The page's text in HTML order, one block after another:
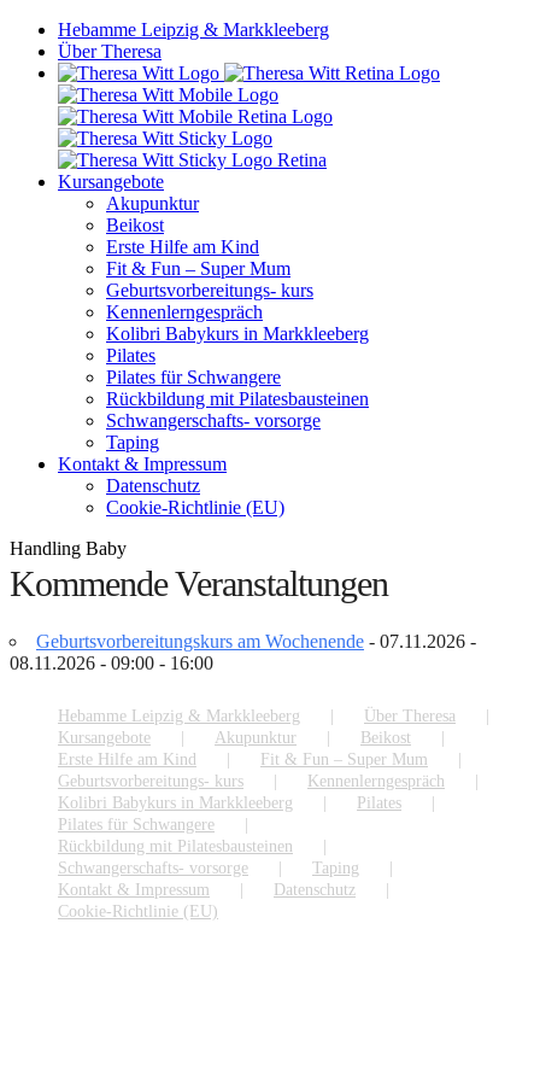
Hebamme Leipzig & Markkleeberg
Über Theresa
Kursangebote
Akupunktur
Beikost
Erste Hilfe am Kind
Fit & Fun – Super Mum
Geburtsvorbereitungs- kurs
Kennenlerngespräch
Kolibri Babykurs in Markkleeberg
Pilates
Pilates für Schwangere
Rückbildung mit Pilatesbausteinen
Schwangerschafts- vorsorge
Taping
Kontakt & Impressum
Datenschutz
Cookie-Richtlinie (EU)
Handling Baby
Kommende Veranstaltungen
Geburtsvorbereitungskurs am Wochenende - 07.11.2026 -
08.11.2026 - 09:00 - 16:00
Hebamme Leipzig & Markkleeberg
Über Theresa
Kursangebote
Akupunktur
Beikost
Erste Hilfe am Kind
Fit & Fun – Super Mum
Geburtsvorbereitungs- kurs
Kennenlerngespräch
Kolibri Babykurs in Markkleeberg
Pilates
Pilates für Schwangere
Rückbildung mit Pilatesbausteinen
Schwangerschafts- vorsorge
Taping
Kontakt & Impressum
Datenschutz
Cookie-Richtlinie (EU)